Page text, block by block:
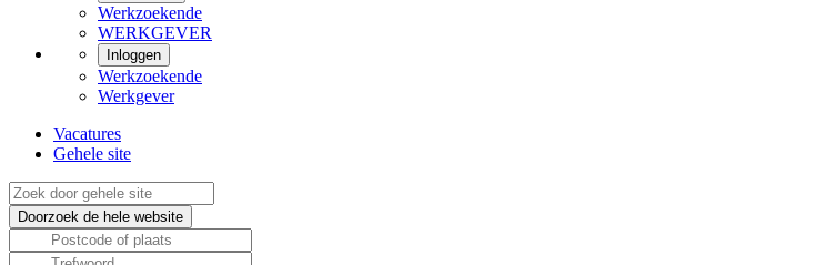
Werkzoekende
WERKGEVER
Inloggen
Werkzoekende
Werkgever
Vacatures
Gehele site